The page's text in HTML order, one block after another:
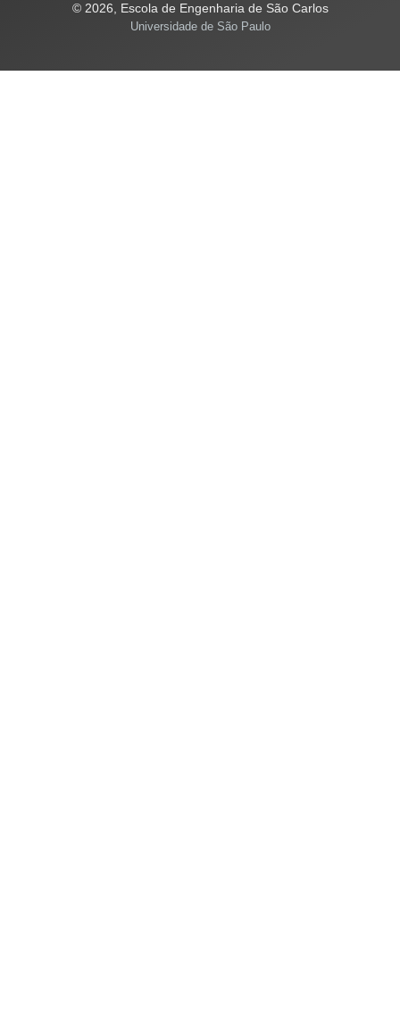
© 2026, Escola de Engenharia de São Carlos
Universidade de São Paulo